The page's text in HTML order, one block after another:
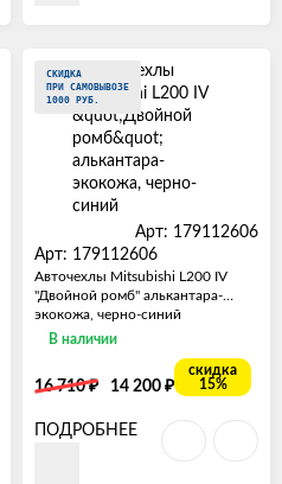
СКИДКА
ПРИ САМОВЫВОЗЕ
1000 РУБ.
Арт: 179112606
Арт: 179112606
Авточехлы Mitsubishi L200 IV
"Двойной ромб" алькантара-
экокожа, черно-синий
В наличии
16 710₽ 14 200 ₽
скидка
15%
ПОДРОБНЕЕ